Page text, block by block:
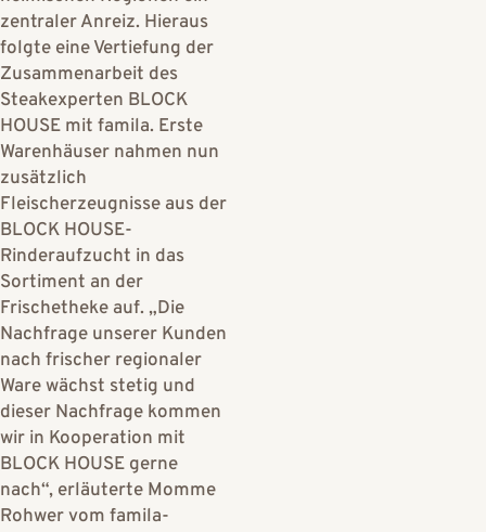
zentraler Anreiz. Hieraus
folgte eine Vertiefung der
Zusammenarbeit des
Steakexperten BLOCK
HOUSE mit famila. Erste
Warenhäuser nahmen nun
zusätzlich
Fleischerzeugnisse aus der
BLOCK HOUSE-
Rinderaufzucht in das
Sortiment an der
Frischetheke auf. „Die
Nachfrage unserer Kunden
nach frischer regionaler
Ware wächst stetig und
dieser Nachfrage kommen
wir in Kooperation mit
BLOCK HOUSE gerne
nach“, erläuterte Momme
Rohwer vom famila-